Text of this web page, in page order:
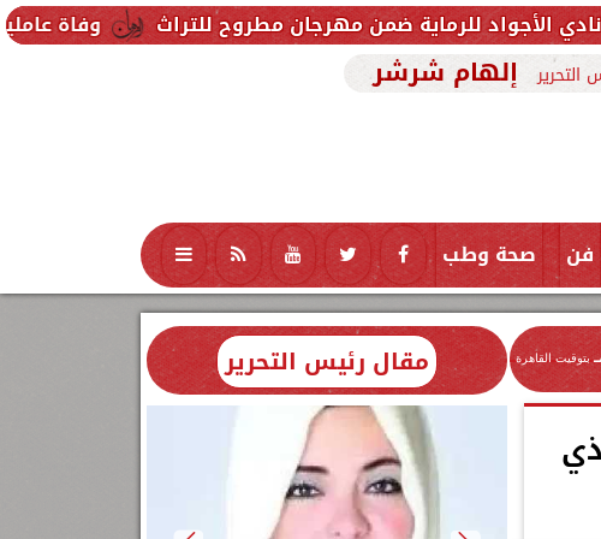
وفاة عاملين متأثرين ضمن مهرجان مطروح للتراث
إلهام شرشر
فن صحة وطب تكنولوجيا منوعات محافظات
بتوقيت القاهرة مقال رئيس التحرير